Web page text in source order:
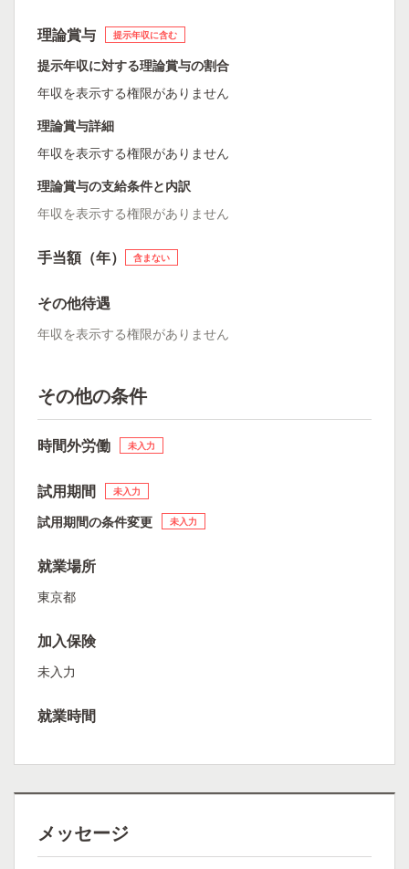
理論賞与 提示年収に含む
提示年収に対する理論賞与の割合
年収を表示する権限がありません
理論賞与詳細
年収を表示する権限がありません
理論賞与の支給条件と内訳
年収を表示する権限がありません
手当額（年） 含まない
その他待遇
年収を表示する権限がありません
その他の条件
時間外労働 未入力
試用期間 未入力
試用期間の条件変更 未入力
就業場所
東京都
加入保険
未入力
就業時間
メッセージ